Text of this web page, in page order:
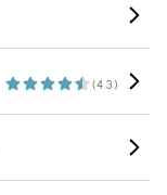
(4.3)